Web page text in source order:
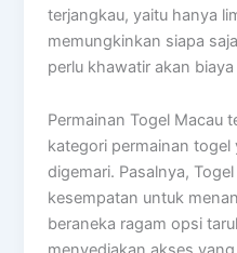
terjangkau, yaitu hanya
memungkinkan siapa
perlu khawatir akan biaya
Permainan Togel Macau
kategori permainan
digemari. Pasalnya,
kesempatan untuk
beraneka ragam opsi